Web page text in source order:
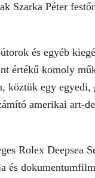
Szarka Péter
és egyéb
értékű komoly
köztük egy
amerikai art-
Rolex Deepsea
és